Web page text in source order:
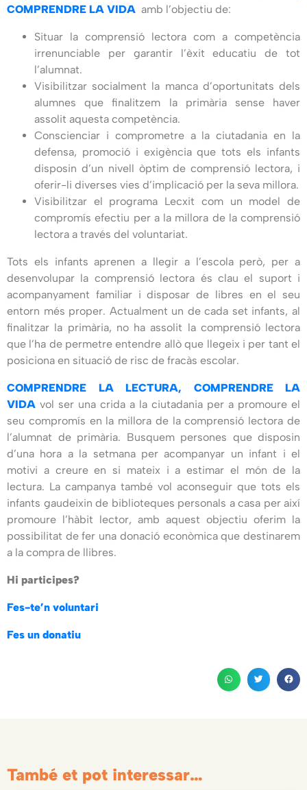
COMPRENDRE LA VIDA amb l’objectiu de:
Situar la comprensió lectora com a competència
irrenunciable per garantir l’èxit educatiu de tot
l’alumnat.
Visibilitzar socialment la manca d’oportunitats dels
alumnes que finalitzem la primària sense haver
assolit aquesta competència.
Conscienciar i comprometre a la ciutadania en la
defensa, promoció i exigència que tots els infants
disposin d’un nivell òptim de comprensió lectora, i
oferir-li diverses vies d’implicació per la seva millora.
Visibilitzar el programa Lecxit com un model de
compromís efectiu per a la millora de la comprensió
lectora a través del voluntariat.
Tots els infants aprenen a llegir a l’escola però, per a
desenvolupar la comprensió lectora és clau el suport i
acompanyament familiar i disposar de libres en el seu
entorn més proper. Actualment un de cada set infants, al
finalitzar la primària, no ha assolit la comprensió lectora
que l’ha de permetre entendre allò que llegeix i per tant el
posiciona en situació de risc de fracàs escolar.
COMPRENDRE LA LECTURA, COMPRENDRE LA
VIDA vol ser una crida a la ciutadania per a promoure el
seu compromís en la millora de la comprensió lectora de
l’alumnat de primària. Busquem persones que disposin
d’una hora a la setmana per acompanyar un infant i el
motivi a creure en si mateix i a estimar el món de la
lectura. La campanya també vol aconseguir que tots els
infants gaudeixin de biblioteques personals a casa per així
promoure l’hàbit lector, amb aquest objectiu oferim la
possibilitat de fer una donació econòmica que destinarem
a la compra de llibres.
Hi participes?
Fes-te’n voluntari
Fes un donatiu
També et pot interessar…